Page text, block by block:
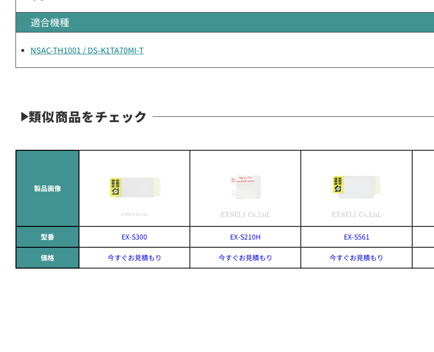
適合機種
NSAC-TH1001 / DS-K1TA70MI-T
類似商品をチェック
製品画像
型番 EX-S300 EX-S210H EX-S561
価格 今すぐお見積もり 今すぐお見積もり 今すぐお見積もり